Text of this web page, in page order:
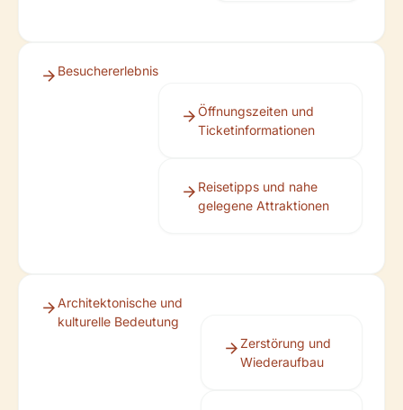
Besuchererlebnis
Öffnungszeiten und
Ticketinformationen
Reisetipps und nahe
gelegene Attraktionen
Architektonische und
kulturelle Bedeutung
Zerstörung und
Wiederaufbau